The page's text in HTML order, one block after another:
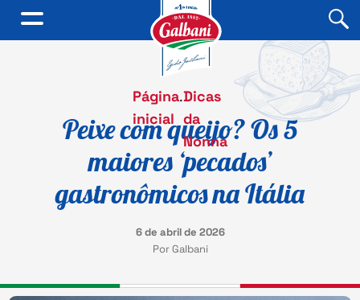
Página
inicial
.Dicas
da
Nonna
Peixe com queijo? Os 5
maiores ‘pecados’
gastronômicos na Itália
6 de abril de 2026
Por Galbani